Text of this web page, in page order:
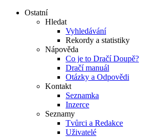
Ostatní
Hledat
Vyhledávání
Rekordy a statistiky
Nápověda
Co je to Dračí Doupě?
Dračí manuál
Otázky a Odpovědi
Kontakt
Seznamka
Inzerce
Seznamy
Tvůrci a Redakce
Uživatelé